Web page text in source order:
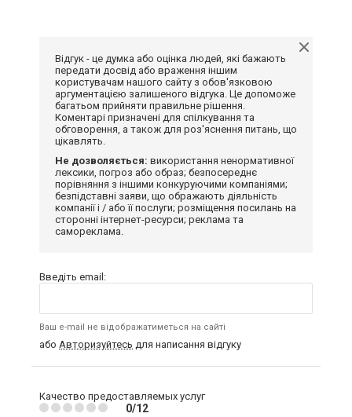
Відгук - це думка або оцінка людей, які бажають
передати досвід або враження іншим
користувачам нашого сайту з обов'язковою
аргументацією залишеного відгука. Це допоможе
багатьом прийняти правильне рішення.
Коментарі призначені для спілкування та
обговорення, а також для роз'яснення питань, що
цікавлять.
Не дозволяється: використання ненормативної
лексики, погроз або образ; безпосереднє
порівняння з іншими конкуруючими компаніями;
безпідставні заяви, що ображають діяльність
компанії і / або її послуги; розміщення посилань на
сторонні інтернет-ресурси; реклама та
самореклама.
Введіть email:
Ваш e-mail не відображатиметься на сайті
або Авторизуйтесь для написання відгуку
Качество предоставляемых услуг
0/12